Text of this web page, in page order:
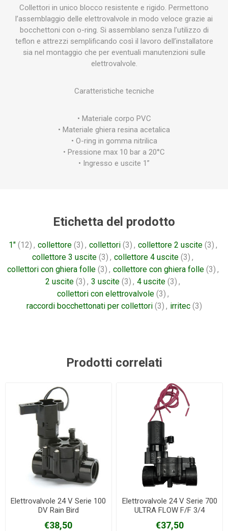
Collettori in unico blocco resistente e rigido. Permettono
l’assemblaggio delle elettrovalvole in modo veloce grazie ai
bocchettoni con o-ring. Si assemblano senza l’utilizzo di
teflon e attrezzi semplificando così il lavoro dell’installatore
sia nel montaggio che per eventuali manutenzioni sulle
elettrovalvole.
Caratteristiche tecniche
• Materiale corpo PVC
• Materiale ghiera resina acetalica
• O-ring in gomma nitrilica
• Pressione max 10 bar a 20°C
• Ingresso e uscite 1”
Etichetta del prodotto
1" (12) , collettore (3) , collettori (3) , collettore 2 uscite (3) ,
collettore 3 uscite (3) , collettore 4 uscite (3) ,
collettori con ghiera folle (3) , collettore con ghiera folle (3) ,
2 uscite (3) , 3 uscite (3) , 4 uscite (3) ,
collettori con elettrovalvole (3) ,
raccordi bocchettonati per collettori (3) , irritec (3)
Prodotti correlati
Elettrovalvole 24 V Serie 100
DV Rain Bird
€38,50
Elettrovalvole 24 V Serie 700
ULTRA FLOW F/F 3/4
€37,50